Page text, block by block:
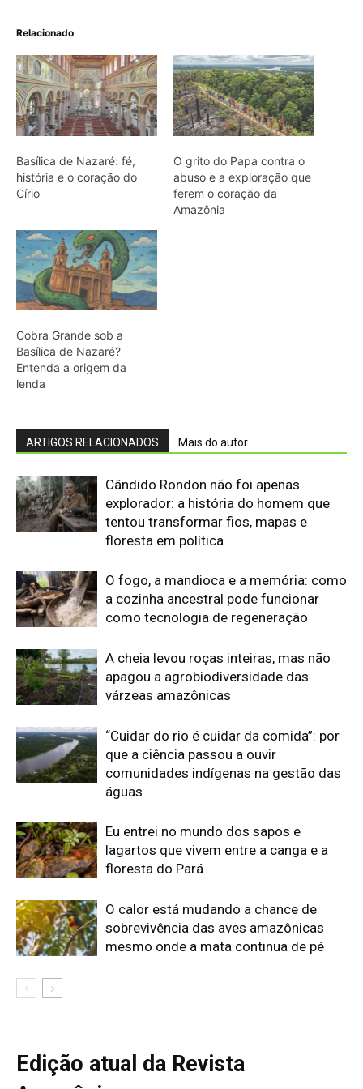
Cobra Grande sob a
Basílica de Nazaré?
Entenda a origem da
lenda
ARTIGOS RELACIONADOS Mais do autor
Cândido Rondon não foi apenas
explorador: a história do homem que
tentou transformar fios, mapas e
floresta em política
O fogo, a mandioca e a memória: como
a cozinha ancestral pode funcionar
como tecnologia de regeneração
várzeas amazônicas
que a ciência passou a ouvir
comunidades indígenas na gestão das
águas
lagartos que vivem entre a canga e a
floresta do Pará
sobrevivência das aves amazônicas
mesmo onde a mata continua de pé
Edição atual da Revista
Amazônia